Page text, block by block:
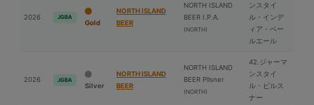
2026 JGBA
Gold
NORTH ISLAND
BEER
NORTH ISLAND
BEER I.P.A.
(NORTH)
ンスタイ
ル・インデ
ィア・ペー
ルエール
2026 JGBA
Silver
NORTH ISLAND
BEER
NORTH ISLAND
BEER Pilsner
(NORTH)
42.ジャーマ
ンスタイ
ル・ピルス
ナー